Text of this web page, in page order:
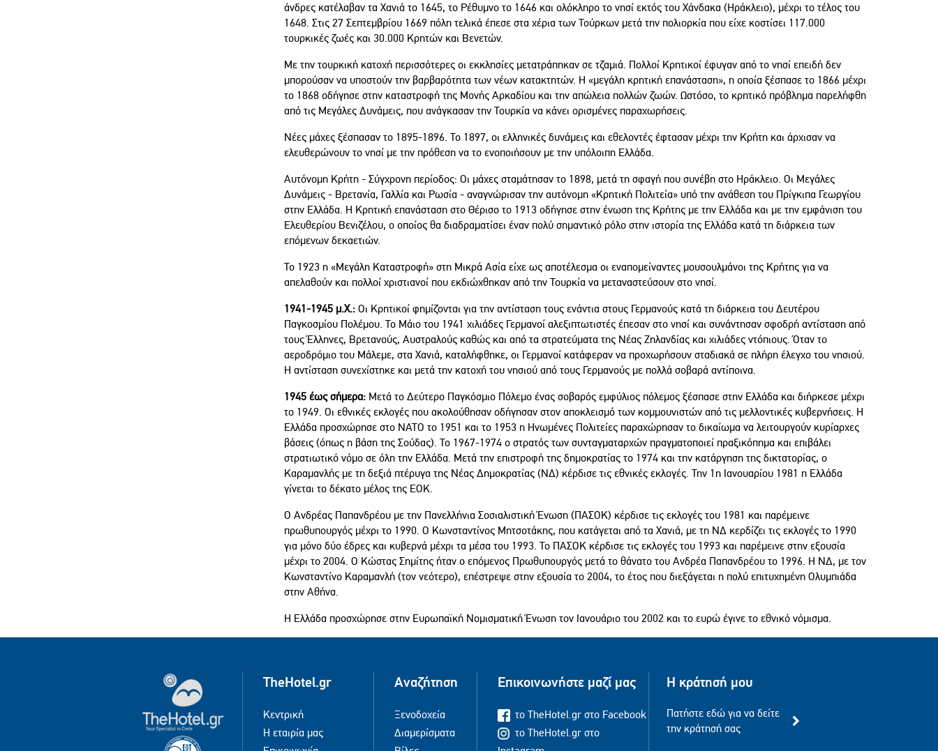
άνδρες κατέλαβαν τα Χανιά το 1645, το Ρέθυμνο το 1646 και ολόκληρο το νησί εκτός του Χάνδακα (Ηράκλειο), μέχρι το τέλος του
1648. Στις 27 Σεπτεμβρίου 1669 πόλη τελικά έπεσε στα χέρια των Τούρκων μετά την πολιορκία που είχε κοστίσει 117.000
τουρκικές ζωές και 30.000 Κρητών και Βενετών.
Με την τουρκική κατοχή περισσότερες οι εκκλησίες μετατράπηκαν σε τζαμιά. Πολλοί Κρητικοί έφυγαν από το νησί επειδή δεν
μπορούσαν να υποστούν την βαρβαρότητα των νέων κατακτητών. Η «μεγάλη κρητική επανάσταση», η οποία ξέσπασε το 1866 μέχρι
το 1868 οδήγησε στην καταστροφή της Μονής Αρκαδίου και την απώλεια πολλών ζωών. Ωστόσο, το κρητικό πρόβλημα παρελήφθη
από τις Μεγάλες Δυνάμεις, που ανάγκασαν την Τουρκία να κάνει ορισμένες παραχωρήσεις.
Νέες μάχες ξέσπασαν το 1895-1896. Το 1897, οι ελληνικές δυνάμεις και εθελοντές έφτασαν μέχρι την Κρήτη και άρχισαν να
ελευθερώνουν το νησί με την πρόθεση να το ενοποιήσουν με την υπόλοιπη Ελλάδα.
Αυτόνομη Κρήτη - Σύγχρονη περίοδος: Οι μάχες σταμάτησαν το 1898, μετά τη σφαγή που συνέβη στο Ηράκλειο. Οι Μεγάλες
Δυνάμεις - Βρετανία, Γαλλία και Ρωσία - αναγνώρισαν την αυτόνομη «Κρητική Πολιτεία» υπό την ανάθεση του Πρίγκιπα Γεωργίου
στην Ελλάδα. Η Κρητική επανάσταση στο Θέρισο το 1913 οδήγησε στην ένωση της Κρήτης με την Ελλάδα και με την εμφάνιση του
Ελευθερίου Βενιζέλου, ο οποίος θα διαδραματίσει έναν πολύ σημαντικό ρόλο στην ιστορία της Ελλάδα κατά τη διάρκεια των
επόμενων δεκαετιών.
Το 1923 η «Μεγάλη Καταστροφή» στη Μικρά Ασία είχε ως αποτέλεσμα οι εναπομείναντες μουσουλμάνοι της Κρήτης για να
απελαθούν και πολλοί χριστιανοί που εκδιώχθηκαν από την Τουρκία να μεταναστεύσουν στο νησί.
1941-1945 μ.Χ.: Οι Κρητικοί φημίζονται για την αντίσταση τους ενάντια στους Γερμανούς κατά τη διάρκεια του Δευτέρου
Παγκοσμίου Πολέμου. Το Μάιο του 1941 χιλιάδες Γερμανοί αλεξιπτωτιστές έπεσαν στο νησί και συνάντησαν σφοδρή αντίσταση από
τους Έλληνες, Βρετανούς, Αυστραλούς καθώς και από τα στρατεύματα της Νέας Ζηλανδίας και χιλιάδες ντόπιους. Όταν το
αεροδρόμιο του Μάλεμε, στα Χανιά, καταλήφθηκε, οι Γερμανοί κατάφεραν να προχωρήσουν σταδιακά σε πλήρη έλεγχο του νησιού.
Η αντίσταση συνεχίστηκε και μετά την κατοχή του νησιού από τους Γερμανούς με πολλά σοβαρά αντίποινα.
1945 έως σήμερα: Μετά το Δεύτερο Παγκόσμιο Πόλεμο ένας σοβαρός εμφύλιος πόλεμος ξέσπασε στην Ελλάδα και διήρκεσε μέχρι
το 1949. Οι εθνικές εκλογές που ακολούθησαν οδήγησαν στον αποκλεισμό των κομμουνιστών από τις μελλοντικές κυβερνήσεις. Η
Ελλάδα προσχώρησε στο ΝΑΤΟ το 1951 και το 1953 η Ηνωμένες Πολιτείες παραχώρησαν το δικαίωμα να λειτουργούν κυρίαρχες
βάσεις (όπως η βάση της Σούδας). Το 1967-1974 ο στρατός των συνταγματαρχών πραγματοποιεί πραξικόπημα και επιβάλει
στρατιωτικό νόμο σε όλη την Ελλάδα. Μετά την επιστροφή της δημοκρατίας το 1974 και την κατάργηση της δικτατορίας, ο
Καραμανλής με τη δεξιά πτέρυγα της Νέας Δημοκρατίας (ΝΔ) κέρδισε τις εθνικές εκλογές. Την 1η Ιανουαρίου 1981 η Ελλάδα
γίνεται το δέκατο μέλος της ΕΟΚ.
Ο Ανδρέας Παπανδρέου με την Πανελλήνια Σοσιαλιστική Ένωση (ΠΑΣΟΚ) κέρδισε τις εκλογές του 1981 και παρέμεινε
πρωθυπουργός μέχρι το 1990. Ο Κωνσταντίνος Μητσοτάκης, που κατάγεται από τα Χανιά, με τη ΝΔ κερδίζει τις εκλογές το 1990
για μόνο δύο έδρες και κυβερνά μέχρι τα μέσα του 1993. Το ΠΑΣΟΚ κέρδισε τις εκλογές του 1993 και παρέμεινε στην εξουσία
μέχρι το 2004. Ο Κώστας Σημίτης ήταν ο επόμενος Πρωθυπουργός μετά το θάνατο του Ανδρέα Παπανδρέου το 1996. Η ΝΔ, με τον
Κωνσταντίνο Καραμανλή (τον νεότερο), επέστρεψε στην εξουσία το 2004, το έτος που διεξάγεται η πολύ επιτυχημένη Ολυμπιάδα
στην Αθήνα.
Η Ελλάδα προσχώρησε στην Ευρωπαϊκή Νομισματική Ένωση τον Ιανουάριο του 2002 και το ευρώ έγινε το εθνικό νόμισμα.
TheHotel.gr
Κεντρική
Η εταιρία μας
Αναζήτηση
Ξενοδοχεία
Διαμερίσματα
Επικοινωνήστε μαζί μας
το TheHotel.gr στο Facebook
το TheHotel.gr στο
Η κράτησή μου
Πατήστε εδώ για να δείτε
την κράτησή σας